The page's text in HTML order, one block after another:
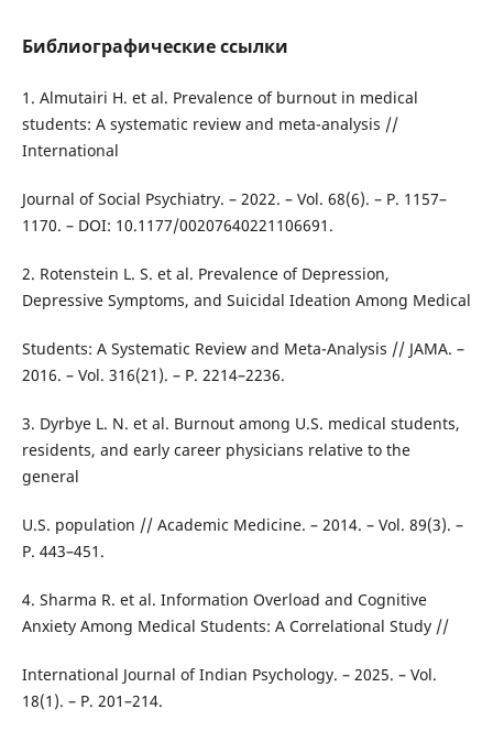
Библиографические ссылки
1. Almutairi H. et al. Prevalence of burnout in medical
students: A systematic review and meta-analysis //
International
Journal of Social Psychiatry. – 2022. – Vol. 68(6). – P. 1157–
1170. – DOI: 10.1177/00207640221106691.
2. Rotenstein L. S. et al. Prevalence of Depression,
Depressive Symptoms, and Suicidal Ideation Among Medical
Students: A Systematic Review and Meta-Analysis // JAMA. –
2016. – Vol. 316(21). – P. 2214–2236.
3. Dyrbye L. N. et al. Burnout among U.S. medical students,
residents, and early career physicians relative to the
general
U.S. population // Academic Medicine. – 2014. – Vol. 89(3). –
P. 443–451.
4. Sharma R. et al. Information Overload and Cognitive
Anxiety Among Medical Students: A Correlational Study //
International Journal of Indian Psychology. – 2025. – Vol.
18(1). – P. 201–214.